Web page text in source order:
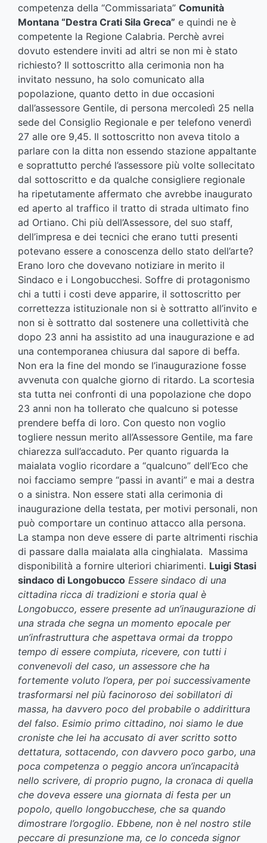
competenza della “Commissariata” Comunità
Montana “Destra Crati Sila Greca” e quindi ne è
competente la Regione Calabria. Perchè avrei
dovuto estendere inviti ad altri se non mi è stato
richiesto? Il sottoscritto alla cerimonia non ha
invitato nessuno, ha solo comunicato alla
popolazione, quanto detto in due occasioni
dall’assessore Gentile, di persona mercoledì 25 nella
sede del Consiglio Regionale e per telefono venerdì
27 alle ore 9,45. Il sottoscritto non aveva titolo a
parlare con la ditta non essendo stazione appaltante
e soprattutto perché l’assessore più volte sollecitato
dal sottoscritto e da qualche consigliere regionale
ha ripetutamente affermato che avrebbe inaugurato
ed aperto al traffico il tratto di strada ultimato fino
ad Ortiano. Chi più dell’Assessore, del suo staff,
dell’impresa e dei tecnici che erano tutti presenti
potevano essere a conoscenza dello stato dell’arte?
Erano loro che dovevano notiziare in merito il
Sindaco e i Longobucchesi. Soffre di protagonismo
chi a tutti i costi deve apparire, il sottoscritto per
correttezza istituzionale non si è sottratto all’invito e
non si è sottratto dal sostenere una collettività che
dopo 23 anni ha assistito ad una inaugurazione e ad
una contemporanea chiusura dal sapore di beffa.
Non era la fine del mondo se l’inaugurazione fosse
avvenuta con qualche giorno di ritardo. La scortesia
sta tutta nei confronti di una popolazione che dopo
23 anni non ha tollerato che qualcuno si potesse
prendere beffa di loro. Con questo non voglio
togliere nessun merito all’Assessore Gentile, ma fare
chiarezza sull’accaduto. Per quanto riguarda la
maialata voglio ricordare a “qualcuno” dell’Eco che
noi facciamo sempre “passi in avanti” e mai a destra
o a sinistra. Non essere stati alla cerimonia di
inaugurazione della testata, per motivi personali, non
può comportare un continuo attacco alla persona.
La stampa non deve essere di parte altrimenti rischia
di passare dalla maialata alla cinghialata. Massima
disponibilità a fornire ulteriori chiarimenti. Luigi Stasi
sindaco di Longobucco Essere sindaco di una
cittadina ricca di tradizioni e storia qual è
Longobucco, essere presente ad un’inaugurazione di
una strada che segna un momento epocale per
un’infrastruttura che aspettava ormai da troppo
tempo di essere compiuta, ricevere, con tutti i
convenevoli del caso, un assessore che ha
fortemente voluto l’opera, per poi successivamente
trasformarsi nel più facinoroso dei sobillatori di
massa, ha davvero poco del probabile o addirittura
del falso. Esimio primo cittadino, noi siamo le due
croniste che lei ha accusato di aver scritto sotto
dettatura, sottacendo, con davvero poco garbo, una
poca competenza o peggio ancora un’incapacità
nello scrivere, di proprio pugno, la cronaca di quella
che doveva essere una giornata di festa per un
popolo, quello longobucchese, che sa quando
dimostrare l’orgoglio. Ebbene, non è nel nostro stile
peccare di presunzione ma, ce lo conceda signor